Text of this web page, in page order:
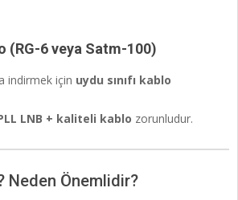
(RG-6 veya Satm-100)
indirmek için uydu sınıfı kablo
LNB + kaliteli kablo zorunludur.
Neden Önemlidir?